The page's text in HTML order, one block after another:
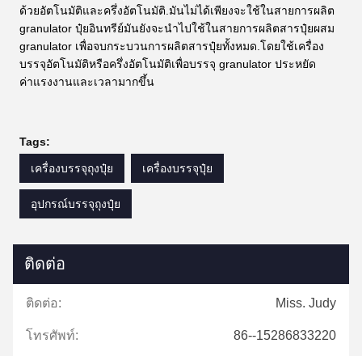
ด้วยอัตโนมัติและครึ่งอัตโนมัติ.มันไม่ได้เพียงจะใช้ในสายการผลิต
granulator ปุ๋ยอินทรีย์มันยังจะนําไปใช้ในสายการผลิตสารปุ๋ยผสม
granulator เพื่อจบกระบวนการผลิตสารปุ๋ยทั้งหมด.โดยใช้เครื่อง
บรรจุอัตโนมัติหรือครึ่งอัตโนมัติเพื่อบรรจุ granulator ประหยัด
ค่าแรงงานและเวลามากขึ้น
Tags:
เครื่องบรรจุถุงปุ๋ย เครื่องบรรจุปุ๋ย
อุปกรณ์บรรจุถุงปุ๋ย
ติดต่อ
ติดต่อ: Miss. Judy
โทรศัพท์: 86--15286833220